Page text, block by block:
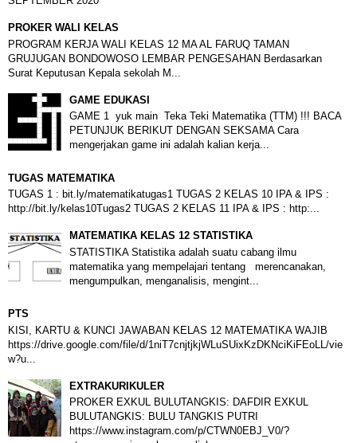
PROKER WALI KELAS
PROGRAM KERJA WALI KELAS 12 MA AL FARUQ TAMAN
GRUJUGAN BONDOWOSO LEMBAR PENGESAHAN Berdasarkan
Surat Keputusan Kepala sekolah M...
GAME EDUKASI
GAME 1 yuk main Teka Teki Matematika (TTM) !!! BACA
PETUNJUK BERIKUT DENGAN SEKSAMA Cara
mengerjakan game ini adalah kalian kerja...
TUGAS MATEMATIKA
TUGAS 1 : bit.ly/matematikatugas1 TUGAS 2 KELAS 10 IPA & IPS :
http://bit.ly/kelas10Tugas2 TUGAS 2 KELAS 11 IPA & IPS : http:...
MATEMATIKA KELAS 12 STATISTIKA
STATISTIKA Statistika adalah suatu cabang ilmu
matematika yang mempelajari tentang merencanakan,
mengumpulkan, menganalisis, mengint...
PTS
KISI, KARTU & KUNCI JAWABAN KELAS 12 MATEMATIKA WAJIB
https://drive.google.com/file/d/1niT7cnjtjkjWLuSUixKzDKNciKiFEoLL/vie
w?u...
EXTRAKURIKULER
PROKER EXKUL BULUTANGKIS: DAFDIR EXKUL
BULUTANGKIS: BULU TANGKIS PUTRI
https://www.instagram.com/p/CTWN0EBJ_V0/?